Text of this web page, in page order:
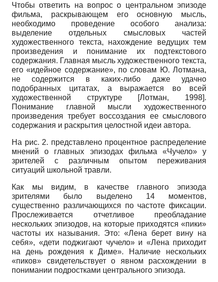
Чтобы ответить на вопрос о центральном эпизоде
фильма, раскрывающем его основную мысль,
необходимо проведение особого анализа:
выделение отдельных смысловых частей
художественного текста, нахождение ведущих тем
произведения и понимание их подтекстового
содержания. Главная мысль художественного текста,
его «идейное содержание», по словам Ю. Лотмана,
не содержится в каких-либо даже удачно
подобранных цитатах, а выражается во всей
художественной структуре [Лотман, 1998].
Понимание главной мысли художественного
произведения требует воссоздания ее смыслового
содержания и раскрытия целостной идеи автора.
На рис. 2. представлено процентное распределение
мнений о главных эпизодах фильма «Чучело» у
зрителей с различным опытом переживания
ситуаций школьной травли.
Как мы видим, в качестве главного эпизода
зрителями было выделено 14 моментов,
существенно различающихся по частоте фиксации.
Прослеживается отчетливое преобладание
нескольких эпизодов, на которые приходятся «пики»
частоты их называния. Это: «Лена берет вину на
себя», «дети поджигают чучело» и «Лена приходит
на день рождения к Диме». Наличие нескольких
«пиков» свидетельствует о явном расхождении в
понимании подростками центрального эпизода.